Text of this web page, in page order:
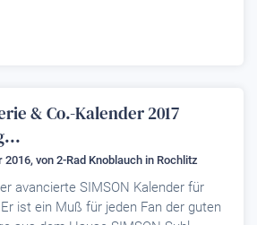
& Co.-Kalender 2017
2016, von 2-Rad Knoblauch in Rochlitz
avancierte SIMSON Kalender für
ist ein Muß für jeden Fan der guten